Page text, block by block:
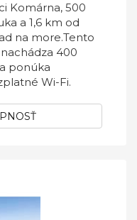
Komárna, 500
a 1,6 km od
na more.Tento
400
ponúka
Wi-Fi.